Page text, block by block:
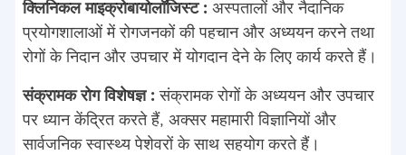
क्लिनिकल माइक्रोबायोलॉजिस्ट : अस्पतालों और नैदानिक
प्रयोगशालाओं में रोगजनकों की पहचान और अध्ययन करने तथा
रोगों के निदान और उपचार में योगदान देने के लिए कार्य करते हैं।
संक्रामक रोग विशेषज्ञ :संक्रामक रोगों के अध्ययन और उपचार
पर ध्यान केंद्रित करते हैं, अक्सर महामारी विज्ञानियों और
सार्वजनिक स्वास्थ्य पेशेवरों के साथ सहयोग करते हैं।